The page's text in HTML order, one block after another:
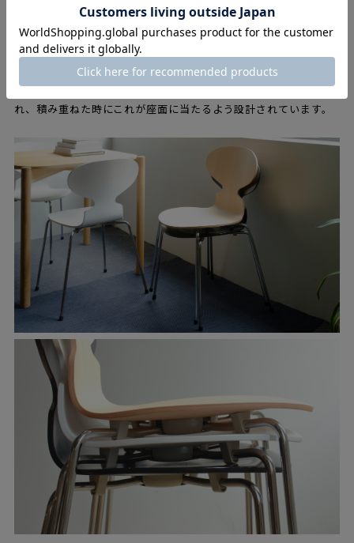
アントチェアは最大12脚まで、スタッキングができます。軽量で
小ぶりな上、積み重ねた状態でもデザイン性が損なわれないた
め、オフィスや公共の場で活躍してきました。住宅で使われる際
も使わないときは部屋の片隅に重ねて置いておけるため、便利で
す。またスタッキングの際、レッグで座面が傷つかないよう座裏
れ、積み重ねた時にこれが座面に当たるよう設計されています。